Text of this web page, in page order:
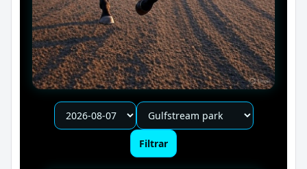
Filtrar